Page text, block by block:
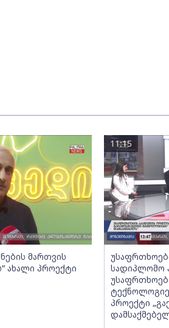
მართვის
ახალი პროექტი
სადიპლომო
პროექტი
11:15